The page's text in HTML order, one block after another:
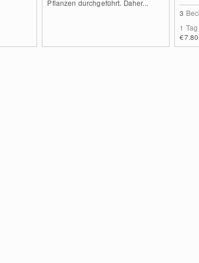
Pflanzen durchgeführt. Daher...
3
1 Tag
€7.80